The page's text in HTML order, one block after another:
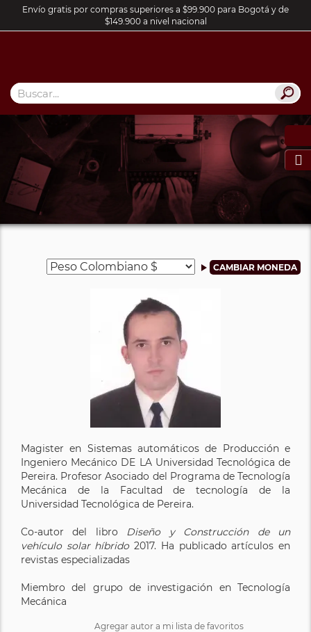
Envío gratis por compras superiores a $99.900 para Bogotá y de
$149.900 a nivel nacional

Magister en Sistemas automáticos de Producción e
Ingeniero Mecánico DE LA Universidad Tecnológica de
Pereira. Profesor Asociado del Programa de Tecnología
Mecánica de la Facultad de tecnología de la
Universidad Tecnológica de Pereira.
Co-autor del libro Diseño y Construcción de un
vehículo solar híbrido2017. Ha publicado artículos en
revistas especializadas
Miembro del grupo de investigación en Tecnología
Mecánica
Agregar autor a mi lista de favoritos